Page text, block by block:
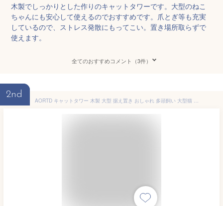
木製でしっかりとした作りのキャットタワーです。大型のねこ
ちゃんにも安心して使えるのでおすすめです。爪とぎ等も充実
しているので、ストレス発散にもってこい。置き場所取らずで
使えます。
全てのおすすめコメント（3件）
2nd
AORTD キャットタワー 木製 大型 据え置き おしゃれ 多頭飼い 大型猫 宇宙船 高さ182cm 中型 ペット用品 隠れ家 透明ボウル ハンモック 安定 頑丈 ねこ 運動不足解消 麻紐 猫ハウス 送料無料